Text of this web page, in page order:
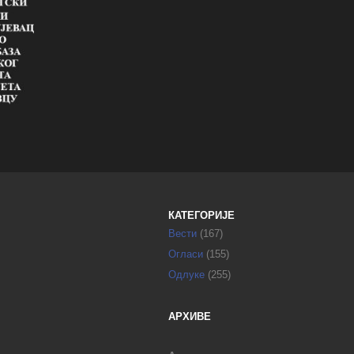
КАТЕГОРИЈЕ
Вести (167)
Огласи (155)
Одлуке (255)
АРХИВЕ